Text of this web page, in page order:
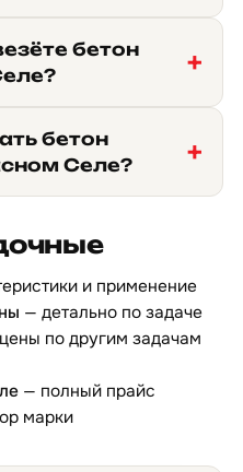
бетон
бетон
Селе?
и применение
— детально по задаче
по другим задачам
— полный прайс
марки